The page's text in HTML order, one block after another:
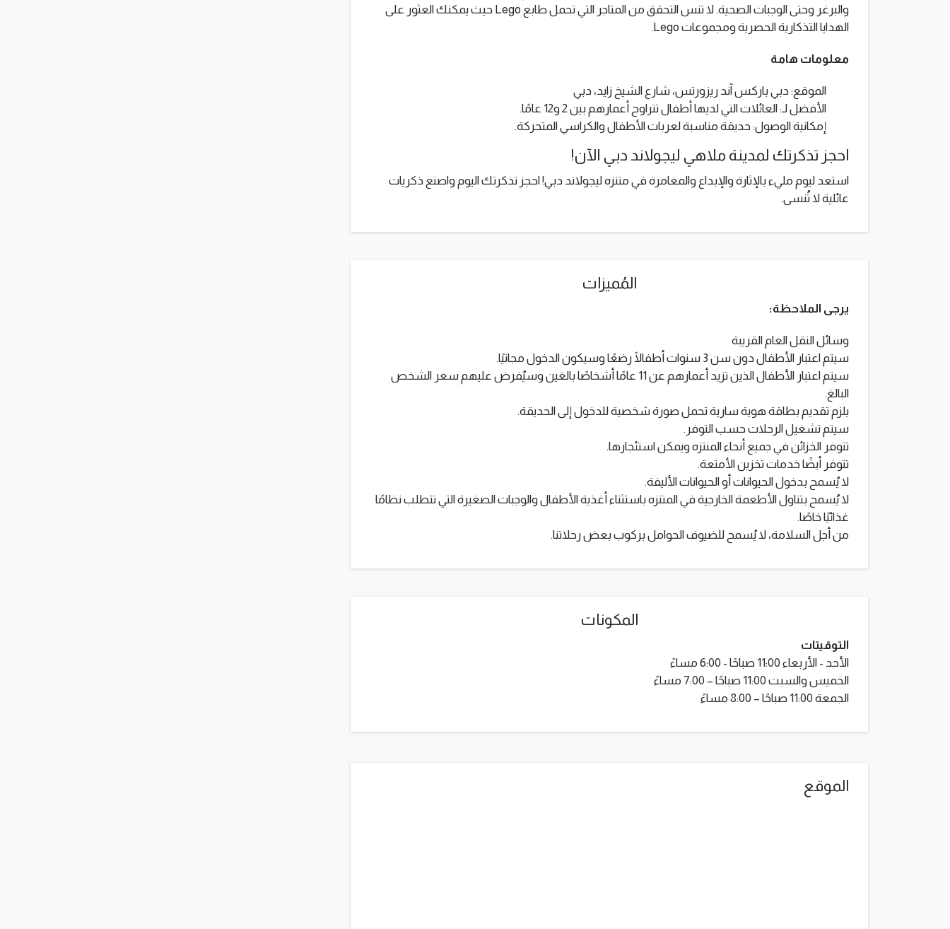
والبرغر وحتى الوجبات الصحية. لا تنس التحقق من المتاجر التي تحمل طابع Lego حيث يمكنك العثور على
الهدايا التذكارية الحصرية ومجموعات Lego.
معلومات هامة
الموقع: دبي باركس آند ريزورتس، شارع الشيخ زايد، دبي
الأفضل لـ: العائلات التي لديها أطفال تتراوح أعمارهم بين 2 و12 عامًا.
إمكانية الوصول: حديقة مناسبة لعربات الأطفال والكراسي المتحركة.
احجز تذكرتك لمدينة ملاهي ليجولاند دبي الآن!
استعد ليوم مليء بالإثارة والإبداع والمغامرة في متنزه ليجولاند دبي! احجز تذكرتك اليوم واصنع ذكريات
عائلية لا تُنسى.
المُميزات
يرجى الملاحظة:
وسائل النقل العام القريبة
سيتم اعتبار الأطفال دون سن 3 سنوات أطفالًا رضعًا وسيكون الدخول مجانيًا.
سيتم اعتبار الأطفال الذين تزيد أعمارهم عن 11 عامًا أشخاصًا بالغين وسيُفرض عليهم سعر الشخص
البالغ.
يلزم تقديم بطاقة هوية سارية تحمل صورة شخصية للدخول إلى الحديقة.
سيتم تشغيل الرحلات حسب التوفر.
تتوفر الخزائن في جميع أنحاء المنتزه ويمكن استئجارها.
تتوفر أيضًا خدمات تخزين الأمتعة.
لا يُسمح بدخول الحيوانات أو الحيوانات الأليفة.
لا يُسمح بتناول الأطعمة الخارجية في المتنزه باستثناء أغذية الأطفال والوجبات الصغيرة التي تتطلب نظامًا
غذائيًا خاصًا.
من أجل السلامة، لا يُسمح للضيوف الحوامل بركوب بعض رحلاتنا.
المكونات
التوقيتات
الأحد - الأربعاء 11:00 صباحًا - 6:00 مساءً
الخميس والسبت 11:00 صباحًا – 7:00 مساءً
الجمعة 11:00 صباحًا – 8:00 مساءً
الموقع